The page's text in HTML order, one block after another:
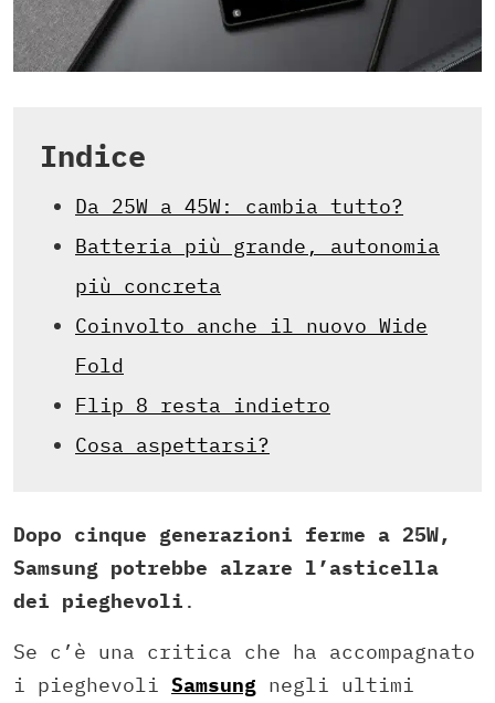
Indice
Da 25W a 45W: cambia tutto?
Batteria più grande, autonomia
più concreta
Coinvolto anche il nuovo Wide
Fold
Flip 8 resta indietro
Cosa aspettarsi?
Dopo cinque generazioni ferme a 25W,
Samsung potrebbe alzare l’asticella
dei pieghevoli .
Se c’è una critica che ha accompagnato
i pieghevoli Samsung negli ultimi